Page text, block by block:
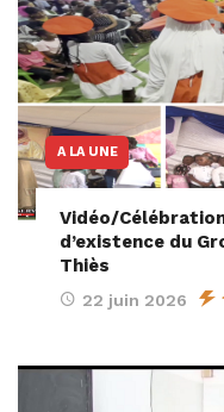
A LA UNE
Vidéo/
d’existence du
Thiès
22 juin 2026